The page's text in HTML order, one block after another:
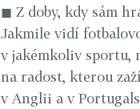
◼ Z doby, kdy sám
Jakmile vidí
v jakémkoliv sportu,
na radost, kterou
v Anglii a v